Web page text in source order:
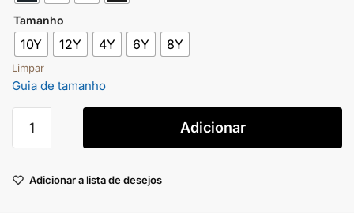
Tamanho
10Y 12Y 4Y 6Y 8Y
Limpar
Guia de tamanho
Adicionar
Adicionar a lista de desejos